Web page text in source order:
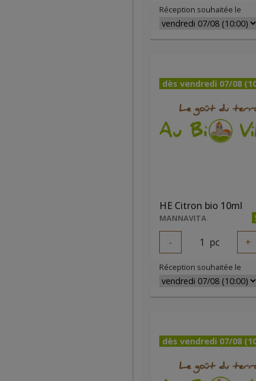
Réception souhaitée le
dès vendredi 07/08
HE Citron bio 10ml
MANNAVITA
- 1 pc +
Réception souhaitée le
dès vendredi 07/08